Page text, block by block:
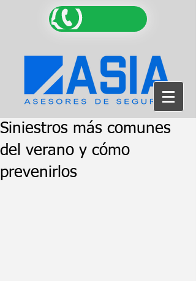
Siniestros más comunes
del verano y cómo
prevenirlos